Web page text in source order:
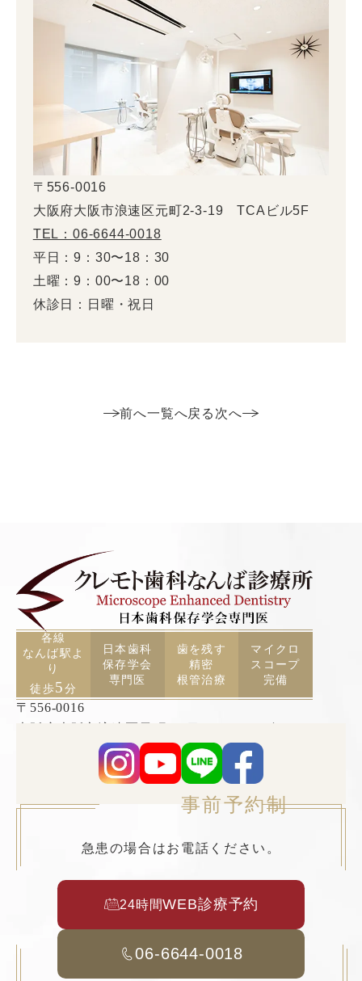
〒556-0016
大阪府大阪市浪速区元町2-3-19 TCAビル5F
TEL：06-6644-0018
平日：9：30〜18：30
土曜：9：00〜18：00
休診日：日曜・祝日
前へ一覧へ戻る 次へ
各線
なんば駅よ
り
徒歩5分
日本歯科
保存学会
専門医
歯を残す
精密
根管治療
マイクロ
スコープ
完備
〒556-0016
大阪府大阪市浪速区元町2丁目3−19 TCAビル5F
事前予約制
急患の場合はお電話ください。
24時間WEB診療予約
06-6644-0018